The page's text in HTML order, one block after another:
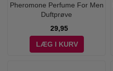
Pheromone Perfume For Men
Duftprøve
29,95
LÆG I KURV